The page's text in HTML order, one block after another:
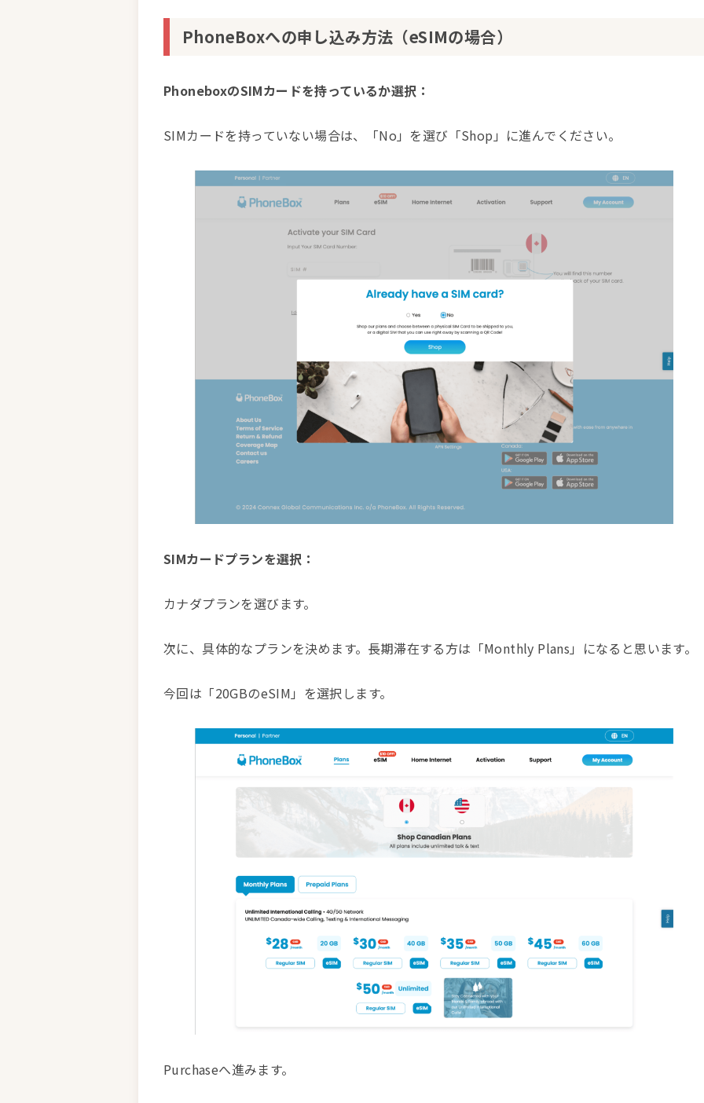
PhoneBoxへの申し込み方法（eSIMの場合）
PhoneboxのSIMカードを持っているか選択：
SIMカードを持っていない場合は、「No」を選び「Shop」に進んでください。
SIMカードプランを選択：
カナダプランを選びます。
次に、具体的なプランを決めます。長期滞在する方は「Monthly Plans」になると思います。
今回は「20GBのeSIM」を選択します。
Purchaseへ進みます。